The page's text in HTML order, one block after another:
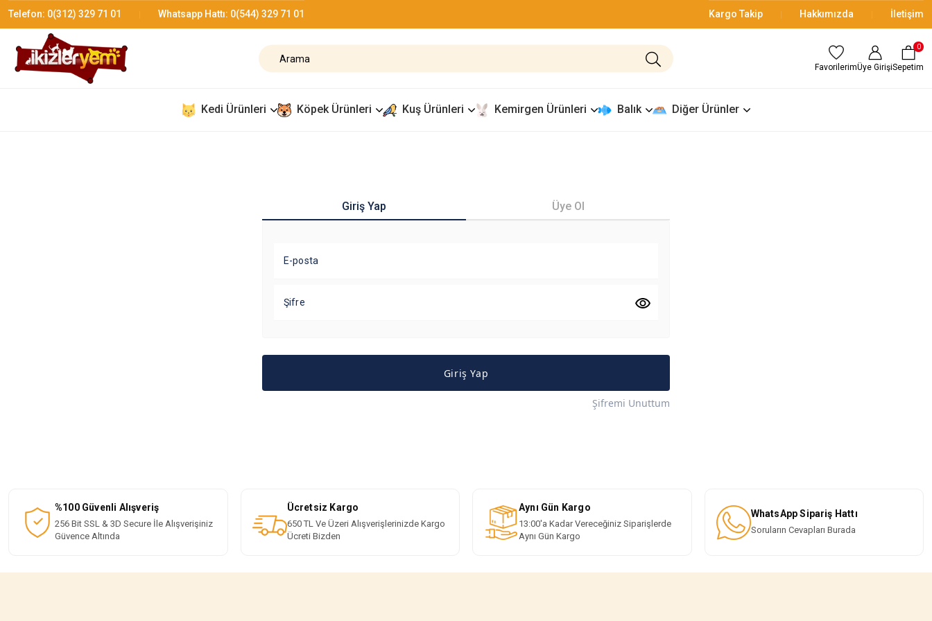
Telefon: 0(312) 329 71 01 Whatsapp Hattı: 0(544) 329 71 01 Kargo Takip Hakkımızda İletişim
FavorilerimÜye GirişiSepetim
0
Kedi Ürünleri Köpek Ürünleri Kuş Ürünleri Kemirgen Ürünleri Balık Diğer Ürünler
Giriş Yap Üye Ol
E-posta
Şifre
Giriş Yap
Şifremi Unuttum
%100 Güvenli Alışveriş
256 Bit SSL & 3D Secure İle Alışverişiniz
Güvence Altında
Ücretsiz Kargo
650 TL Ve Üzeri Alışverişlerinizde Kargo
Ücreti Bizden
Aynı Gün Kargo
13:00'a Kadar Vereceğiniz Siparişlerde
Aynı Gün Kargo
WhatsApp Sipariş Hattı
Soruların Cevapları Burada